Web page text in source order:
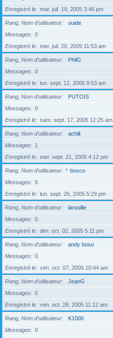
Enregistré le
mar. juil. 19, 2005 3:46 pm
Rang, Nom d’utilisateur
ouide
Messages
0
Enregistré le
mer. juil. 20, 2005 11:53 am
Rang, Nom d’utilisateur
PhilG
Messages
0
Enregistré le
lun. sept. 12, 2005 9:53 am
Rang, Nom d’utilisateur
PUTOIS
Messages
0
Enregistré le
sam. sept. 17, 2005 12:25 am
Rang, Nom d’utilisateur
achill
Messages
1
Enregistré le
mer. sept. 21, 2005 4:12 pm
Rang, Nom d’utilisateur * bosco
Messages
5
Enregistré le
lun. sept. 26, 2005 5:29 pm
Rang, Nom d’utilisateur
larouille
Messages
0
Enregistré le
dim. oct. 02, 2005 5:11 pm
Rang, Nom d’utilisateur
andy boso
Messages
0
Enregistré le
ven. oct. 07, 2005 10:44 am
Rang, Nom d’utilisateur
JeanG
Messages
0
Enregistré le
ven. oct. 28, 2005 11:12 am
Rang, Nom d’utilisateur
K1000
Messages
0